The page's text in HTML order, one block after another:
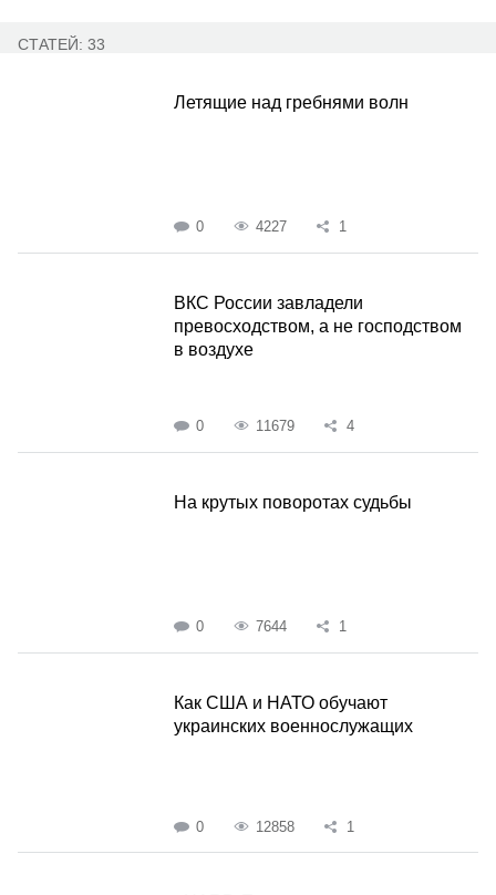
СТАТЕЙ: 33
Летящие над гребнями волн
0 4227 1
ВКС России завладели
превосходством, а не господством
в воздухе
0 11679 4
На крутых поворотах судьбы
0 7644 1
Как США и НАТО обучают
украинских военнослужащих
0 12858 1